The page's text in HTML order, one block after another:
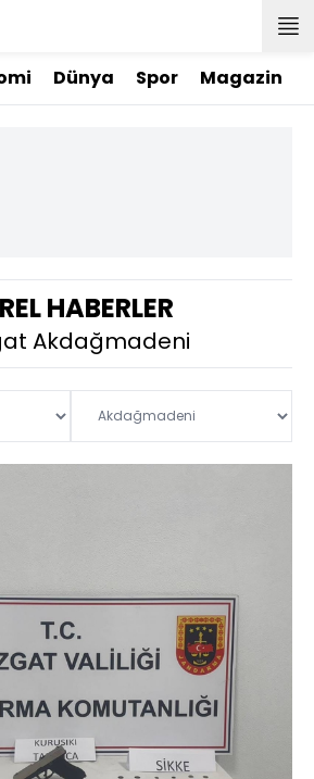
Dünya Spor Magazin
HABERLER
Akdağmadeni